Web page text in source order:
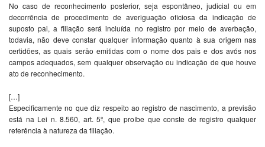
No caso de reconhecimento posterior, seja espontâneo, judicial ou em
decorrência de procedimento de averiguação oficiosa da indicação de
suposto pai, a filiação será incluída no registro por meio de averbação,
todavia, não deve constar qualquer informação quanto à sua origem nas
certidões, as quais serão emitidas com o nome dos pais e dos avós nos
campos adequados, sem qualquer observação ou indicação de que houve
ato de reconhecimento.
[…]
Especificamente no que diz respeito ao registro de nascimento, a previsão
está na Lei n. 8.560, art. 5º, que proíbe que conste de registro qualquer
referência à natureza da filiação.